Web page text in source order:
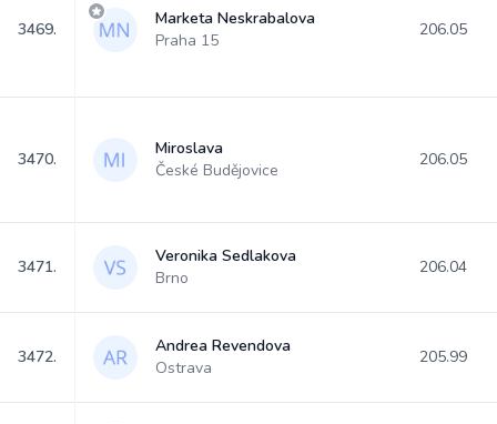
3469.
Marketa Neskrabalova
Praha 15
206.05
3470.
Miroslava
České Budějovice
206.05
3471.
Veronika Sedlakova
Brno
206.04
3472.
Andrea Revendova
Ostrava
205.99